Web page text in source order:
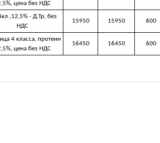
цена без НДС
- Д.Тр, без
НДС
15950 15950 600
4 класса, протеин
цена без НДС
16450 16450 600